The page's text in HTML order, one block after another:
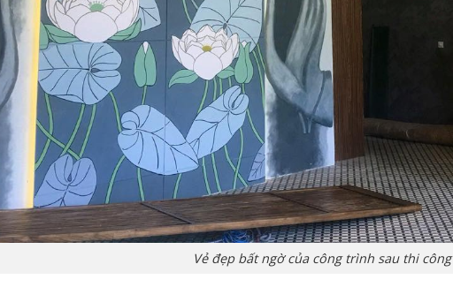
Vẻ đẹp bất ngờ của công trình sau thi công